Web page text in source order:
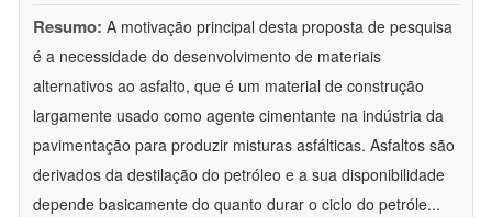
Resumo: A motivação principal desta proposta de pesquisa
é a necessidade do desenvolvimento de materiais
alternativos ao asfalto, que é um material de construção
largamente usado como agente cimentante na indústria da
pavimentação para produzir misturas asfálticas. Asfaltos são
derivados da destilação do petróleo e a sua disponibilidade
depende basicamente do quanto durar o ciclo do petróle...